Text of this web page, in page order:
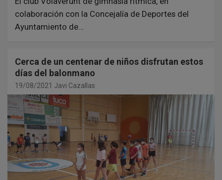
colaboración con la Concejalía de Deportes del
Ayuntamiento de…
Cerca de un centenar de niños disfrutan estos
días del balonmano
19/08/2021 Javi Cazallas